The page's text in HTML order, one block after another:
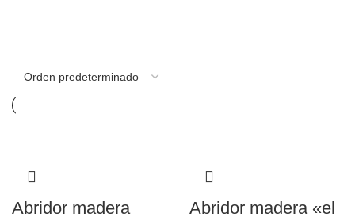
Abridor madera
Abridor madera «el